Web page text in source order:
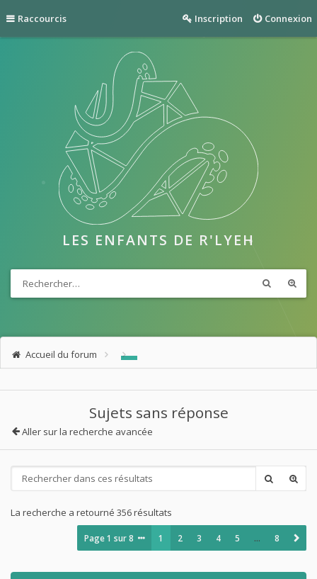
Raccourcis Connexion
Inscription
LES ENFANTS DE R'LYEH
Accueil du forum
Sujets sans réponse
Aller sur la recherche avancée
La recherche a retourné 356 résultats
Page1 sur8 1 2 3 4 5 … 8